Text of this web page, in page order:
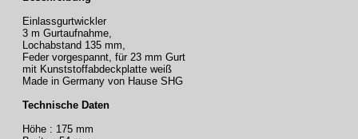
Einlassgurtwickler
3 m Gurtaufnahme,
Lochabstand 135 mm,
Feder vorgespannt, für 23 mm Gurt
mit Kunststoffabdeckplatte weiß
Made in Germany von Hause SHG
Technische Daten
Höhe : 175 mm